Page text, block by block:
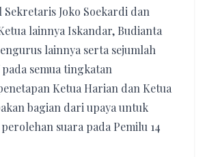
Sekretaris Joko Soekardi dan
lainnya Iskandar, Budianta
lainnya serta sejumlah
semua tingkatan
Ketua Harian dan Ketua
bagian dari upaya untuk
suara pada Pemilu 14